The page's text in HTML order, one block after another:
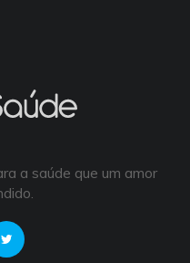
a saúde que um amor